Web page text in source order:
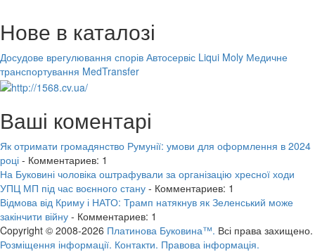
Нове в каталозі
Досудове врегулювання спорів Автосервіс Liqui Moly Медичне
транспортування MedTransfer
Ваші коментарі
Як отримати громадянство Румунії: умови для оформлення в 2024
році - Комментариев: 1
На Буковині чоловіка оштрафували за організацію хресної ходи
УПЦ МП під час воєнного стану - Комментариев: 1
Відмова від Криму і НАТО: Трамп натякнув як Зеленський може
закінчити війну - Комментариев: 1
Copyright © 2008-2026 Платинова Буковина™. Всі права захищено.
Розміщення інформації. Контакти. Правова інформація.